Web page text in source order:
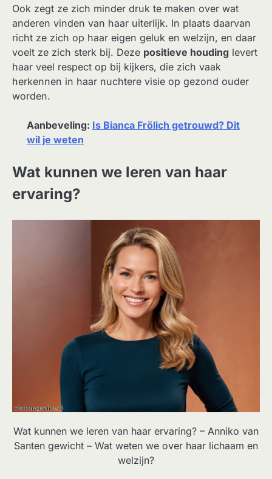
Ook zegt ze zich minder druk te maken over wat
anderen vinden van haar uiterlijk. In plaats daarvan
richt ze zich op haar eigen geluk en welzijn, en daar
voelt ze zich sterk bij. Deze positieve houding levert
haar veel respect op bij kijkers, die zich vaak
herkennen in haar nuchtere visie op gezond ouder
worden.
Aanbeveling: Is Bianca Frölich getrouwd? Dit
wil je weten
Wat kunnen we leren van haar
ervaring?
Wat kunnen we leren van haar ervaring? – Anniko van
Santen gewicht – Wat weten we over haar lichaam en
welzijn?